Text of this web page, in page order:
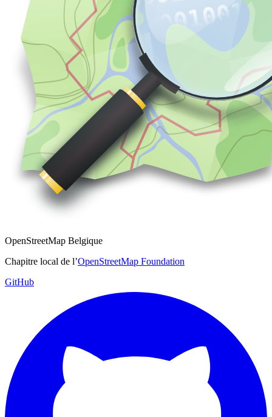
OpenStreetMap Belgique
Chapitre local de l’OpenStreetMap Foundation
GitHub